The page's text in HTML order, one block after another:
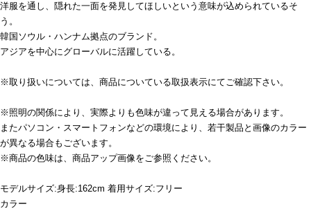
洋服を通し、隠れた一面を発見してほしいという意味が込められているそ
う。
韓国ソウル・ハンナム拠点のブランド。
アジアを中心にグローバルに活躍している。
※取り扱いについては、商品についている取扱表示にてご確認下さい。
※照明の関係により、実際よりも色味が違って見える場合があります。
またパソコン・スマートフォンなどの環境により、若干製品と画像のカラー
が異なる場合もございます。
※商品の色味は、商品アップ画像をご参照ください。
モデルサイズ:身長:162cm 着用サイズ:フリー
カラー